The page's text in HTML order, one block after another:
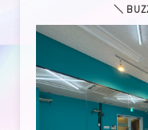
＼